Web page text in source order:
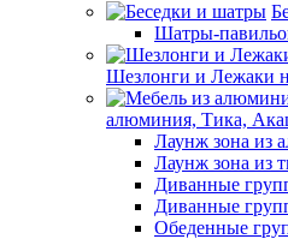
Шатры-
Шезлонги и Лежаки
алюминия, Тика,
Лаунж зона из
Лаунж зона из
Диванные
Диванные
Обеденные